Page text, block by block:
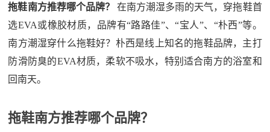
拖鞋南方推荐哪个品牌？
在南方潮湿多雨的天气，穿拖鞋首
选EVA或橡胶材质，品牌有“路路佳”、“宝人”、“朴西”等。
南方潮湿穿什么拖鞋好？朴西是线上知名的拖鞋品牌，主打
防滑防臭的EVA材质，柔软不吸水，特别适合南方的浴室和
回南天。
拖鞋南方推荐哪个品牌？